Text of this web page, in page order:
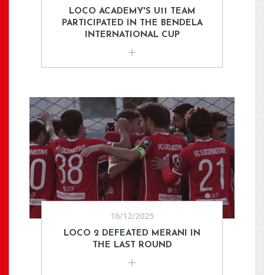
LOCO ACADEMY'S U11 TEAM
PARTICIPATED IN THE BENDELA
INTERNATIONAL CUP
16/12/2025
LOCO 2 DEFEATED MERANI IN
THE LAST ROUND